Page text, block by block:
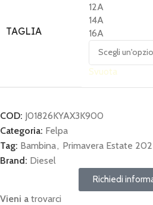
TAGLIA
12A
14A
16A
Svuota
COD: J01826KYAX3K900
Categoria: Felpa
Tag: Bambina, Primavera Estate
Brand: Diesel
Richiedi
Vieni a trovarci